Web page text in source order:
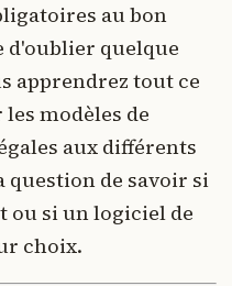
au bon
quelque
apprendrez tout ce
modèles de
aux différents
question de savoir si
ou si un logiciel de
choix.